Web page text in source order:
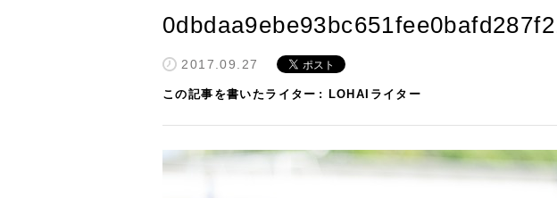
2017.09.27
この記事を書いたライター LOHAIライター